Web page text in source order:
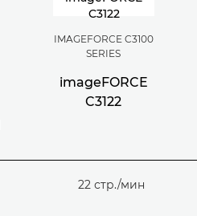
IMAGEFORCE C3100
SERIES
imageFORCE
C3122
22 стр./мин